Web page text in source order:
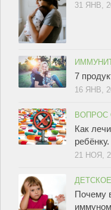
31 ЯНВ,
7
16 ЯНВ,
ВОПРОС
Как
ребёнку.
21 НОЯ,
Почему